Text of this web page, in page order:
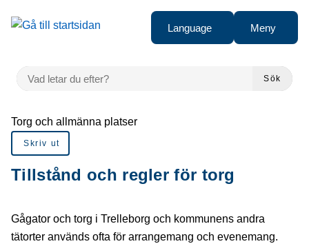
Gå till innehåll
till sidomeny
Language Meny
VAD LETAR DU EFTER?
Sök
Du är här:
Torg och allmänna platser
Skriv ut
Tillstånd och regler för torg
Gågator och torg i Trelleborg och kommunens andra
tätorter används ofta för arrangemang och evenemang.